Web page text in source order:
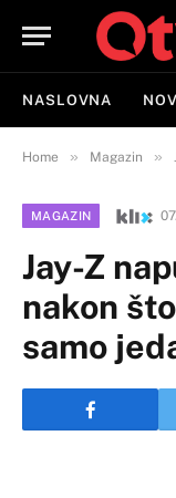
NASLOVNA
Home » Magazin »
MAGAZIN
Jay-Z
nakon
samo